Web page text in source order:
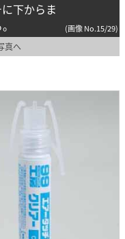
下からま
(画像 No.15/29)
真へ